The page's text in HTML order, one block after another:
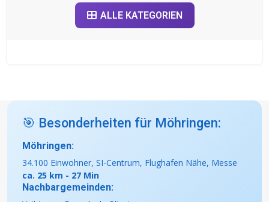
ALLE KATEGORIEN
🎯 Besonderheiten für Möhringen:
Möhringen:
34.100 Einwohner, SI-Centrum, Flughafen Nähe, Messe
ca. 25 km - 27 Min
Nachbargemeinden: